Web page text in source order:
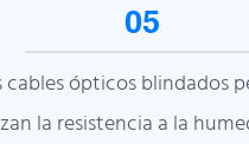
05
cables ópticos blindados
la resistencia a la